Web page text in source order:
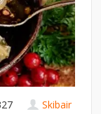
Skibair